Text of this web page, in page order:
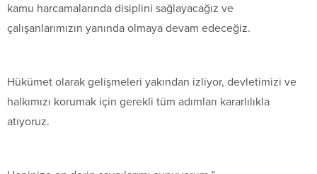
kamu harcamalarında disiplini sağlayacağız ve
çalışanlarımızın yanında olmaya devam edeceğiz.
Hükümet olarak gelişmeleri yakından izliyor, devletimizi ve
halkımızı korumak için gerekli tüm adımları kararlılıkla
atıyoruz.